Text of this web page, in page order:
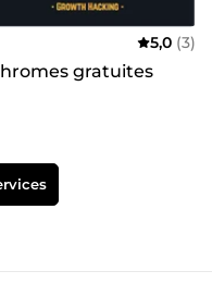
5,0 (3)
gratuites